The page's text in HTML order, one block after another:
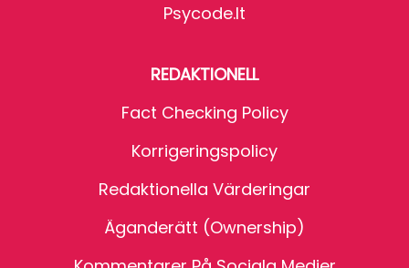
Psycode.it
REDAKTIONELL
Fact Checking Policy
Korrigeringspolicy
Redaktionella Värderingar
Äganderätt (Ownership)